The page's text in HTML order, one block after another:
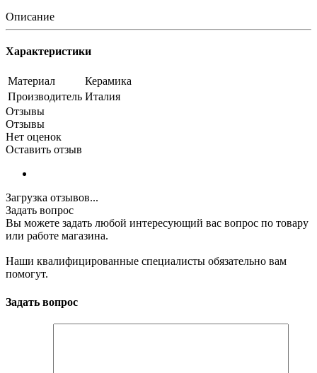
Описание
Характеристики
Материал
Керамика
Производитель Италия
Отзывы
Отзывы
Нет оценок
Оставить отзыв
Загрузка отзывов...
Задать вопрос
Вы можете задать любой интересующий вас вопрос по товару
или работе магазина.
Наши квалифицированные специалисты обязательно вам
помогут.
Задать вопрос